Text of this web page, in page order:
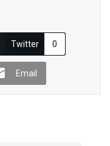
Twitter 0
Email